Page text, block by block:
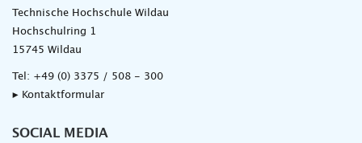
Technische Hochschule Wildau
Hochschulring 1
15745 Wildau
Tel: +49 (0) 3375 / 508 - 300
▸ Kontaktformular
SOCIAL MEDIA